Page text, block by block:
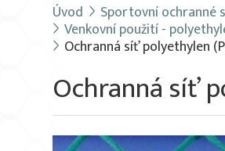
Úvod Sportovní ochranné
Venkovní použití -
Ochranná síť polyethylen
Ochranná síť